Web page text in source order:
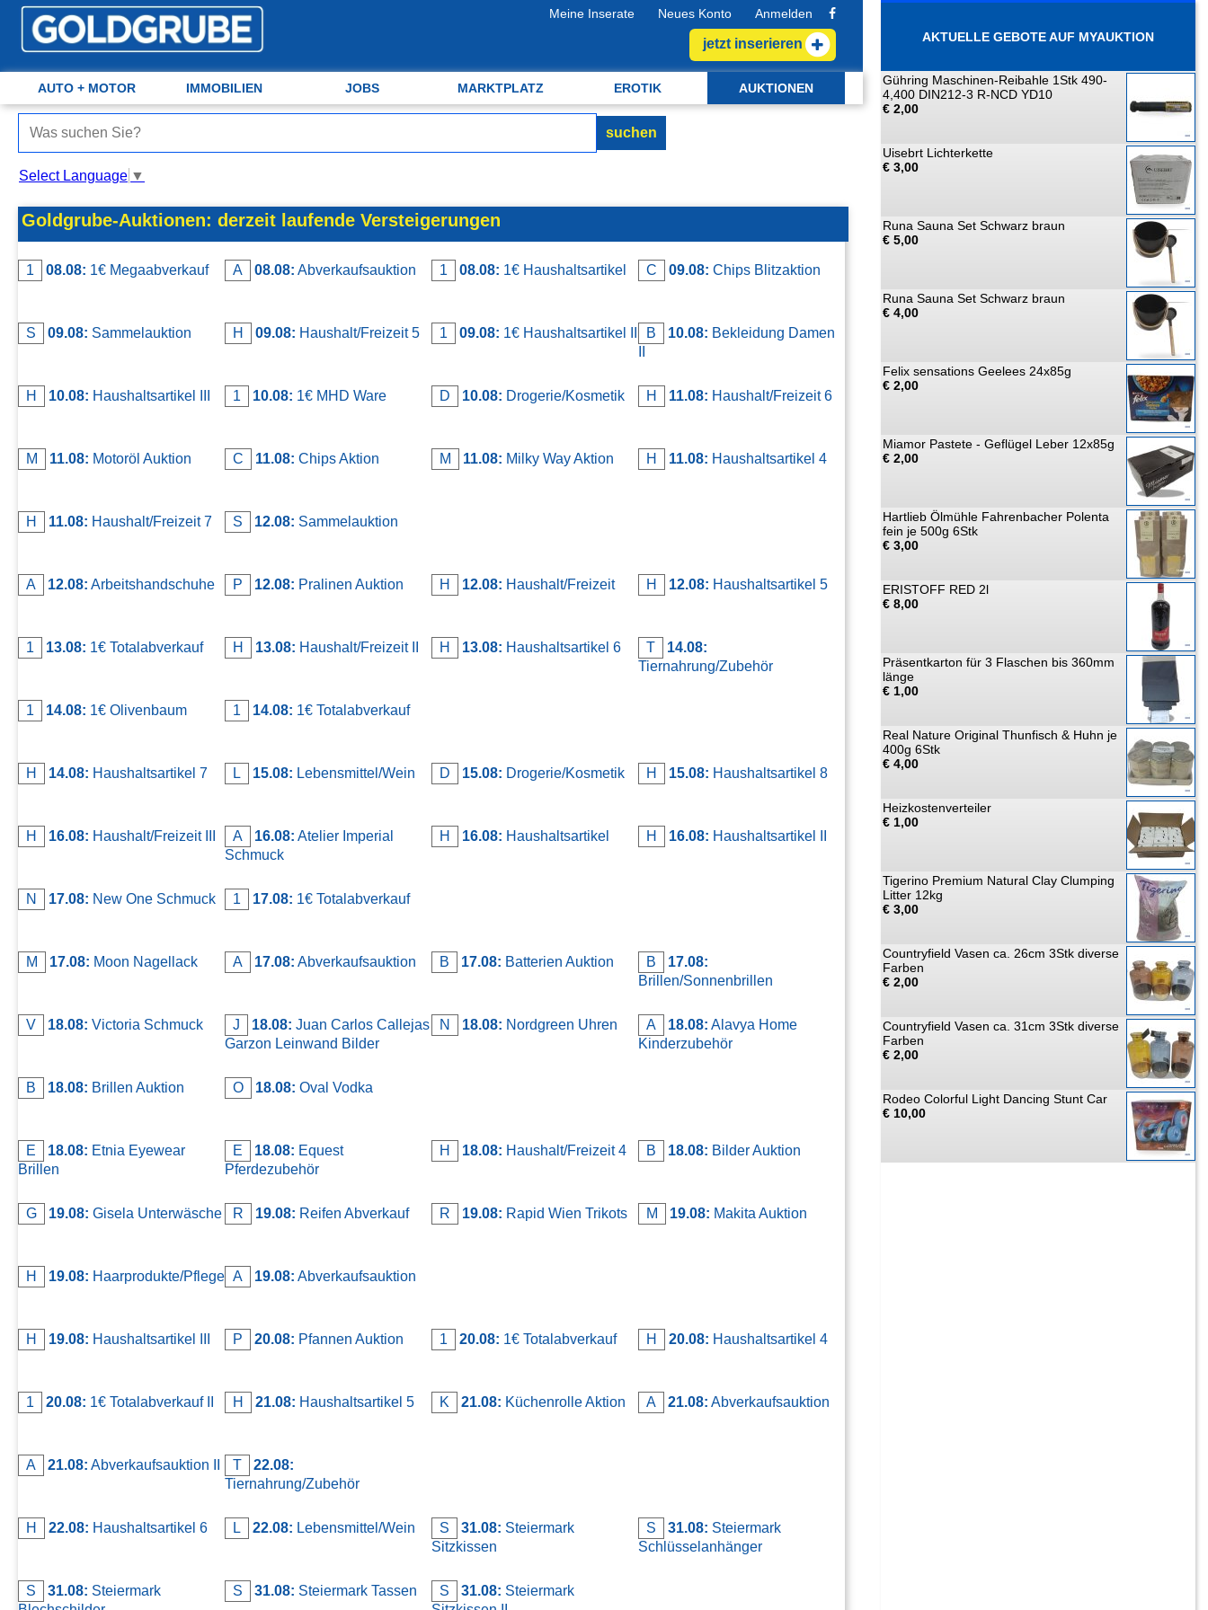
Auto + Motor
Immobilien
Jobs
Marktplatz
Erotik
Auktionen
AGB, Nutzungsbedingungen
Meine Inserate
Neues Konto
Anmelden
Meine Inserate Neues Konto Anmelden
jetzt inserieren
AUTO + MOTOR IMMOBILIEN JOBS MARKTPLATZ EROTIK AUKTIONEN
suchen
Select Language ▼
AKTUELLE GEBOTE AUF MYAUKTION
Gühring Maschinen-Reibahle 1Stk 490-
4,400 DIN212-3 R-NCD YD10
€ 2,00
Uisebrt Lichterkette
€ 3,00
Runa Sauna Set Schwarz braun
€ 5,00
Runa Sauna Set Schwarz braun
€ 4,00
Felix sensations Geelees 24x85g
€ 2,00
Miamor Pastete - Geflügel Leber 12x85g
€ 2,00
Hartlieb Ölmühle Fahrenbacher Polenta
fein je 500g 6Stk
€ 3,00
ERISTOFF RED 2l
€ 8,00
Präsentkarton für 3 Flaschen bis 360mm
länge
€ 1,00
Real Nature Original Thunfisch & Huhn je
400g 6Stk
€ 4,00
Heizkostenverteiler
€ 1,00
Tigerino Premium Natural Clay Clumping
Litter 12kg
€ 3,00
Countryfield Vasen ca. 26cm 3Stk diverse
Farben
€ 2,00
Countryfield Vasen ca. 31cm 3Stk diverse
Farben
€ 2,00
Rodeo Colorful Light Dancing Stunt Car
€ 10,00
Goldgrube-Auktionen: derzeit laufende Versteigerungen
1 08.08: 1€ Megaabverkauf A 08.08: Abverkaufsauktion 1 08.08: 1€ Haushaltsartikel C 09.08: Chips Blitzaktion
S 09.08: Sammelauktion H 09.08: Haushalt/Freizeit 5 1 09.08: 1€ Haushaltsartikel II B 10.08: Bekleidung Damen
H 10.08: Haushaltsartikel III 1 10.08: 1€ MHD Ware D 10.08: Drogerie/Kosmetik H 11.08: Haushalt/Freizeit 6
M 11.08: Motoröl Auktion C 11.08: Chips Aktion M 11.08: Milky Way Aktion H 11.08: Haushaltsartikel 4
H 11.08: Haushalt/Freizeit 7 S 12.08: Sammelauktion
A 12.08: Arbeitshandschuhe P 12.08: Pralinen Auktion H 12.08: Haushalt/Freizeit H 12.08: Haushaltsartikel 5
1 13.08: 1€ Totalabverkauf H 13.08: Haushalt/Freizeit II H 13.08: Haushaltsartikel 6 T
14.08:
Tiernahrung/Zubehör
1 14.08: 1€ Olivenbaum 1 14.08: 1€ Totalabverkauf
H 14.08: Haushaltsartikel 7 L 15.08: Lebensmittel/Wein D 15.08: Drogerie/Kosmetik H 15.08: Haushaltsartikel 8
H 16.08: Haushalt/Freizeit III A 16.08: Atelier Imperial
Schmuck
H 16.08: Haushaltsartikel H 16.08: Haushaltsartikel II
N 17.08: New One Schmuck 1 17.08: 1€ Totalabverkauf
M 17.08: Moon Nagellack A 17.08: Abverkaufsauktion B 17.08: Batterien Auktion B
17.08:
Brillen/Sonnenbrillen
V 18.08: Victoria Schmuck J 18.08: Juan Carlos Callejas
Garzon Leinwand Bilder
N 18.08: Nordgreen Uhren A 18.08: Alavya Home
Kinderzubehör
B 18.08: Brillen Auktion O 18.08: Oval Vodka
E 18.08: Etnia Eyewear
Brillen
E 18.08: Equest
Pferdezubehör
H 18.08: Haushalt/Freizeit 4 B 18.08: Bilder Auktion
G 19.08: Gisela Unterwäsche R 19.08: Reifen Abverkauf R 19.08: Rapid Wien Trikots M 19.08: Makita Auktion
H 19.08: Haarprodukte/Pflege A 19.08: Abverkaufsauktion
H 19.08: Haushaltsartikel III P 20.08: Pfannen Auktion 1 20.08: 1€ Totalabverkauf H 20.08: Haushaltsartikel 4
1 20.08: 1€ Totalabverkauf II H 21.08: Haushaltsartikel 5 K 21.08: Küchenrolle Aktion A 21.08: Abverkaufsauktion
A 21.08: Abverkaufsauktion II T
22.08:
Tiernahrung/Zubehör
H 22.08: Haushaltsartikel 6 L 22.08: Lebensmittel/Wein S 31.08: Steiermark
Sitzkissen
S 31.08: Steiermark
Schlüsselanhänger
S 31.08: Steiermark
S 31.08: Steiermark Tassen S 31.08: Steiermark